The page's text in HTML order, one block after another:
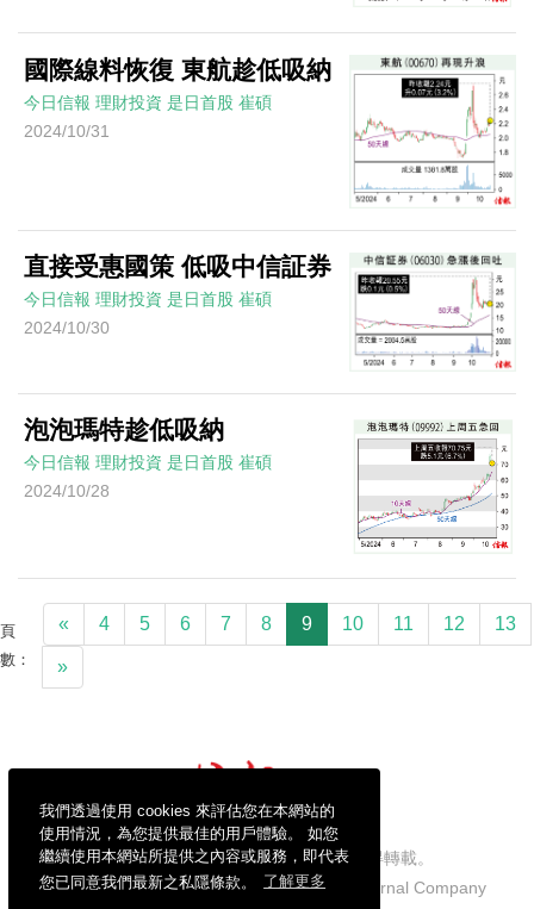
我們透過使用 cookies 來評估您在本網站的
使用情況，為您提供最佳的用戶體驗。 如您
繼續使用本網站所提供之內容或服務，即代表
您已同意我們最新之私隱條款。
了解更多
國際線料恢復 東航趁低吸納
今日信報 理財投資 是日首股 崔碩
2024/10/31
直接受惠國策 低吸中信証券
今日信報 理財投資 是日首股 崔碩
2024/10/30
泡泡瑪特趁低吸納
今日信報 理財投資 是日首股 崔碩
2024/10/28
頁
數：
« 4 5 6 7 8 9 10 11 12 13
»
信報財經新聞有限公司版權所有，不得轉載。
Copyright © 2026 Hong Kong Economic Journal Company